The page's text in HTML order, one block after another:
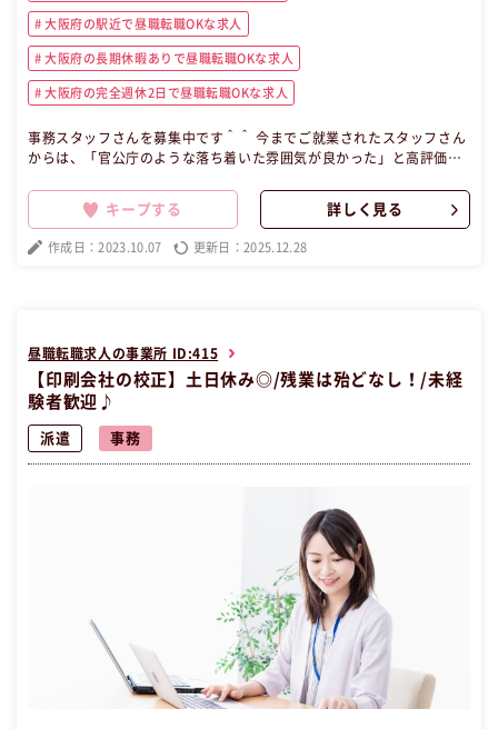
大阪府の駅近で昼職転職OKな求人
大阪府の長期休暇ありで昼職転職OKな求人
大阪府の完全週休2日で昼職転職OKな求人
事務スタッフさんを募集中です＾＾ 今までご就業されたスタッフさん
からは、「官公庁のような落ち着いた雰囲気が良かった」と高評価の
でサクッと応募可能です◎ 【昼職・転職・求人】 この昼職求人は大阪
府堺市南区派遣事務の昼職へ転職したい方の求人です。
キープする 詳しく見る
作成日：2023.10.07 更新日：2025.12.28
昼職転職求人の事業所 ID:415
【印刷会社の校正】土日休み◎/残業は殆どなし！/未経
験者歓迎♪
派遣 事務